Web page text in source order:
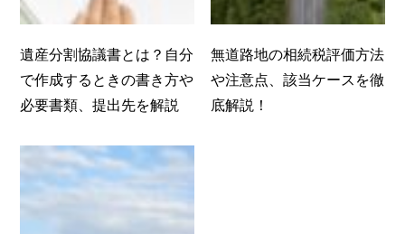
遺産分割協議書とは？自分
で作成するときの書き方や
必要書類、提出先を解説
無道路地の相続税評価方法
や注意点、該当ケースを徹
底解説！